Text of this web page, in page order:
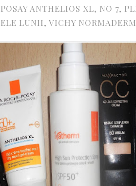
ANTHELIOS XL, NO 7,
LUNII, VICHY